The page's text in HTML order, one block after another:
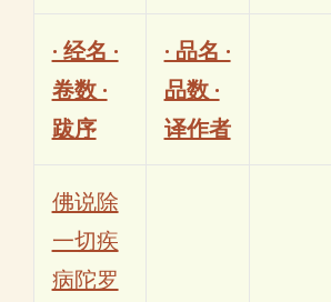
· 经名 ·
卷数 ·
跋序
· 品名 ·
品数 ·
译作者
佛说除
一切疾
病陀罗